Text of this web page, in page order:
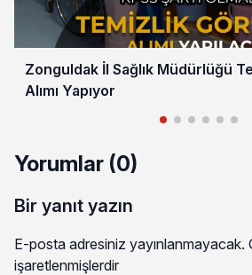
Zonguldak İl Sağlık Müdürlüğü
Alımı Yapıyor
Yorumlar (0)
Bir yanıt yazın
E-posta adresiniz yayınlanmayacak.
işaretlenmişlerdir